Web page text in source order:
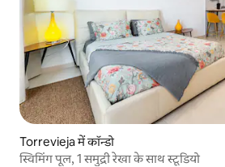
Torrevieja में कॉन्डो
स्विमिंग पूल, 1 समुद्री रेखा के साथ स्टूडियो